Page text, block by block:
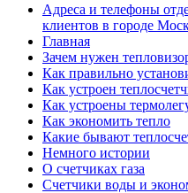
Адреса и телефоны
клиентов в городе
Главная
Зачем нужен
Как правильно
Как устроен
Как устроены
Как экономить тепло
Какие бывают
Немного истории
О счетчиках газа
Счетчики воды и